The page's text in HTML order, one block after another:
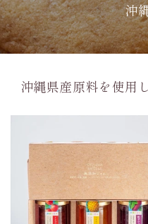
沖
沖縄県産原料を使用